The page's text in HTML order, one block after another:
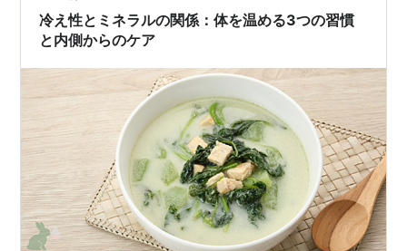
から、コンビニでの…
冷え性とミネラルの関係：体を温める3つの習慣
と内側からのケア